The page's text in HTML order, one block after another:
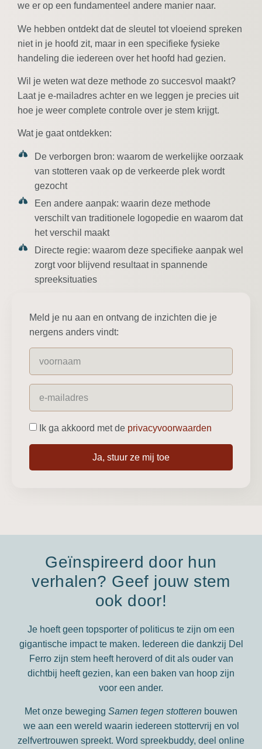
we er op een fundamenteel andere manier naar.
We hebben ontdekt dat de sleutel tot vloeiend spreken
niet in je hoofd zit, maar in een specifieke fysieke
handeling die iedereen over het hoofd had gezien.
Wil je weten wat deze methode zo succesvol maakt?
Laat je e-mailadres achter en we leggen je precies uit
hoe je weer complete controle over je stem krijgt.
Wat je gaat ontdekken:
De verborgen bron: waarom de werkelijke oorzaak
van stotteren vaak op de verkeerde plek wordt
gezocht
Een andere aanpak: waarin deze methode
verschilt van traditionele logopedie en waarom dat
het verschil maakt
Directe regie: waarom deze specifieke aanpak wel
zorgt voor blijvend resultaat in spannende
spreeksituaties
Meld je nu aan en ontvang de inzichten die je
nergens anders vindt:
Ik ga akkoord met de privacyvoorwaarden
Ja, stuur ze mij toe
Geïnspireerd door hun
verhalen? Geef jouw stem
ook door!
Je hoeft geen topsporter of politicus te zijn om een
gigantische impact te maken. Iedereen die dankzij Del
Ferro zijn stem heeft heroverd of dit als ouder van
dichtbij heeft gezien, kan een baken van hoop zijn
voor een ander.
Met onze beweging Samen tegen stotteren bouwen
we aan een wereld waarin iedereen stottervrij en vol
zelfvertrouwen spreekt. Word spreekbuddy, deel online